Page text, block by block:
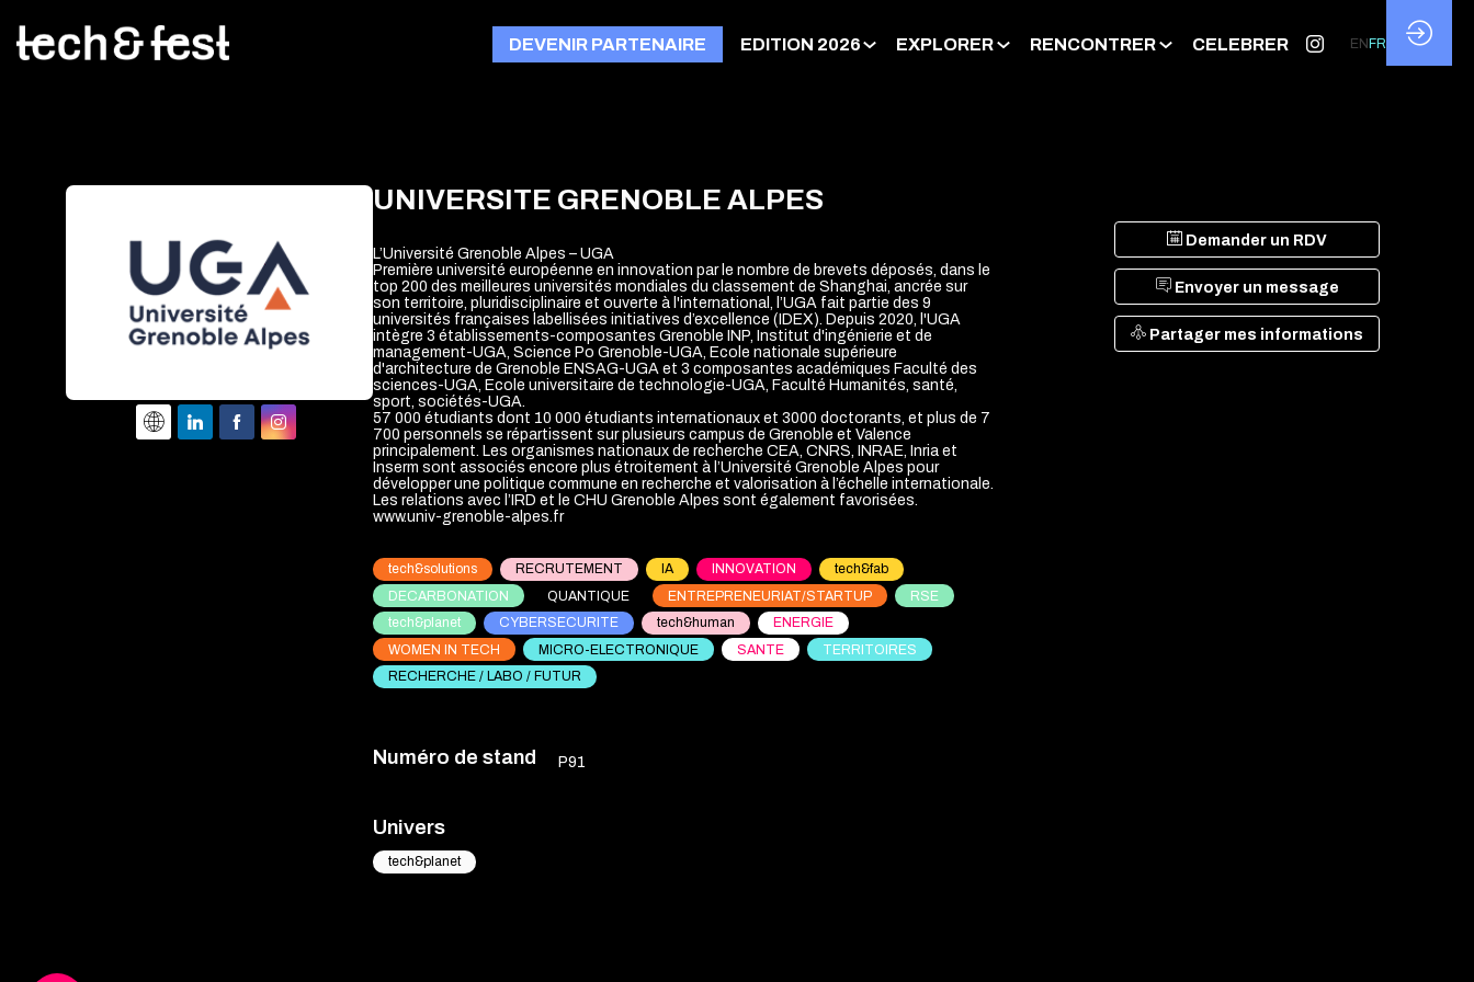
DEVENIR PARTENAIRE EDITION 2026 EXPLORER RENCONTRER CELEBRER EN FR
Demander un RDV
Envoyer un message
Partager mes informations
UNIVERSITE GRENOBLE ALPES
L’Université Grenoble Alpes – UGA
Première université européenne en innovation par le nombre de brevets déposés, dans le
top 200 des meilleures universités mondiales du classement de Shanghai, ancrée sur
son territoire, pluridisciplinaire et ouverte à l'international, l’UGA fait partie des 9
universités françaises labellisées initiatives d’excellence (IDEX). Depuis 2020, l'UGA
intègre 3 établissements-composantes Grenoble INP, Institut d'ingénierie et de
management-UGA, Science Po Grenoble-UGA, Ecole nationale supérieure
d'architecture de Grenoble ENSAG-UGA et 3 composantes académiques Faculté des
sciences-UGA, Ecole universitaire de technologie-UGA, Faculté Humanités, santé,
sport, sociétés-UGA.
57 000 étudiants dont 10 000 étudiants internationaux et 3000 doctorants, et plus de 7
700 personnels se répartissent sur plusieurs campus de Grenoble et Valence
principalement. Les organismes nationaux de recherche CEA, CNRS, INRAE, Inria et
Inserm sont associés encore plus étroitement à l’Université Grenoble Alpes pour
développer une politique commune en recherche et valorisation à l’échelle internationale.
Les relations avec l’IRD et le CHU Grenoble Alpes sont également favorisées.
tech&solutions RECRUTEMENT IA INNOVATION
tech&fab
DECARBONATION
QUANTIQUE ENTREPRENEURIAT/STARTUP
RSE
tech&planet
CYBERSECURITE tech&human
ENERGIE
WOMEN IN TECH
MICRO-ELECTRONIQUE SANTE
TERRITOIRES
RECHERCHE / LABO / FUTUR
Numéro de stand P91
Univers
tech&planet